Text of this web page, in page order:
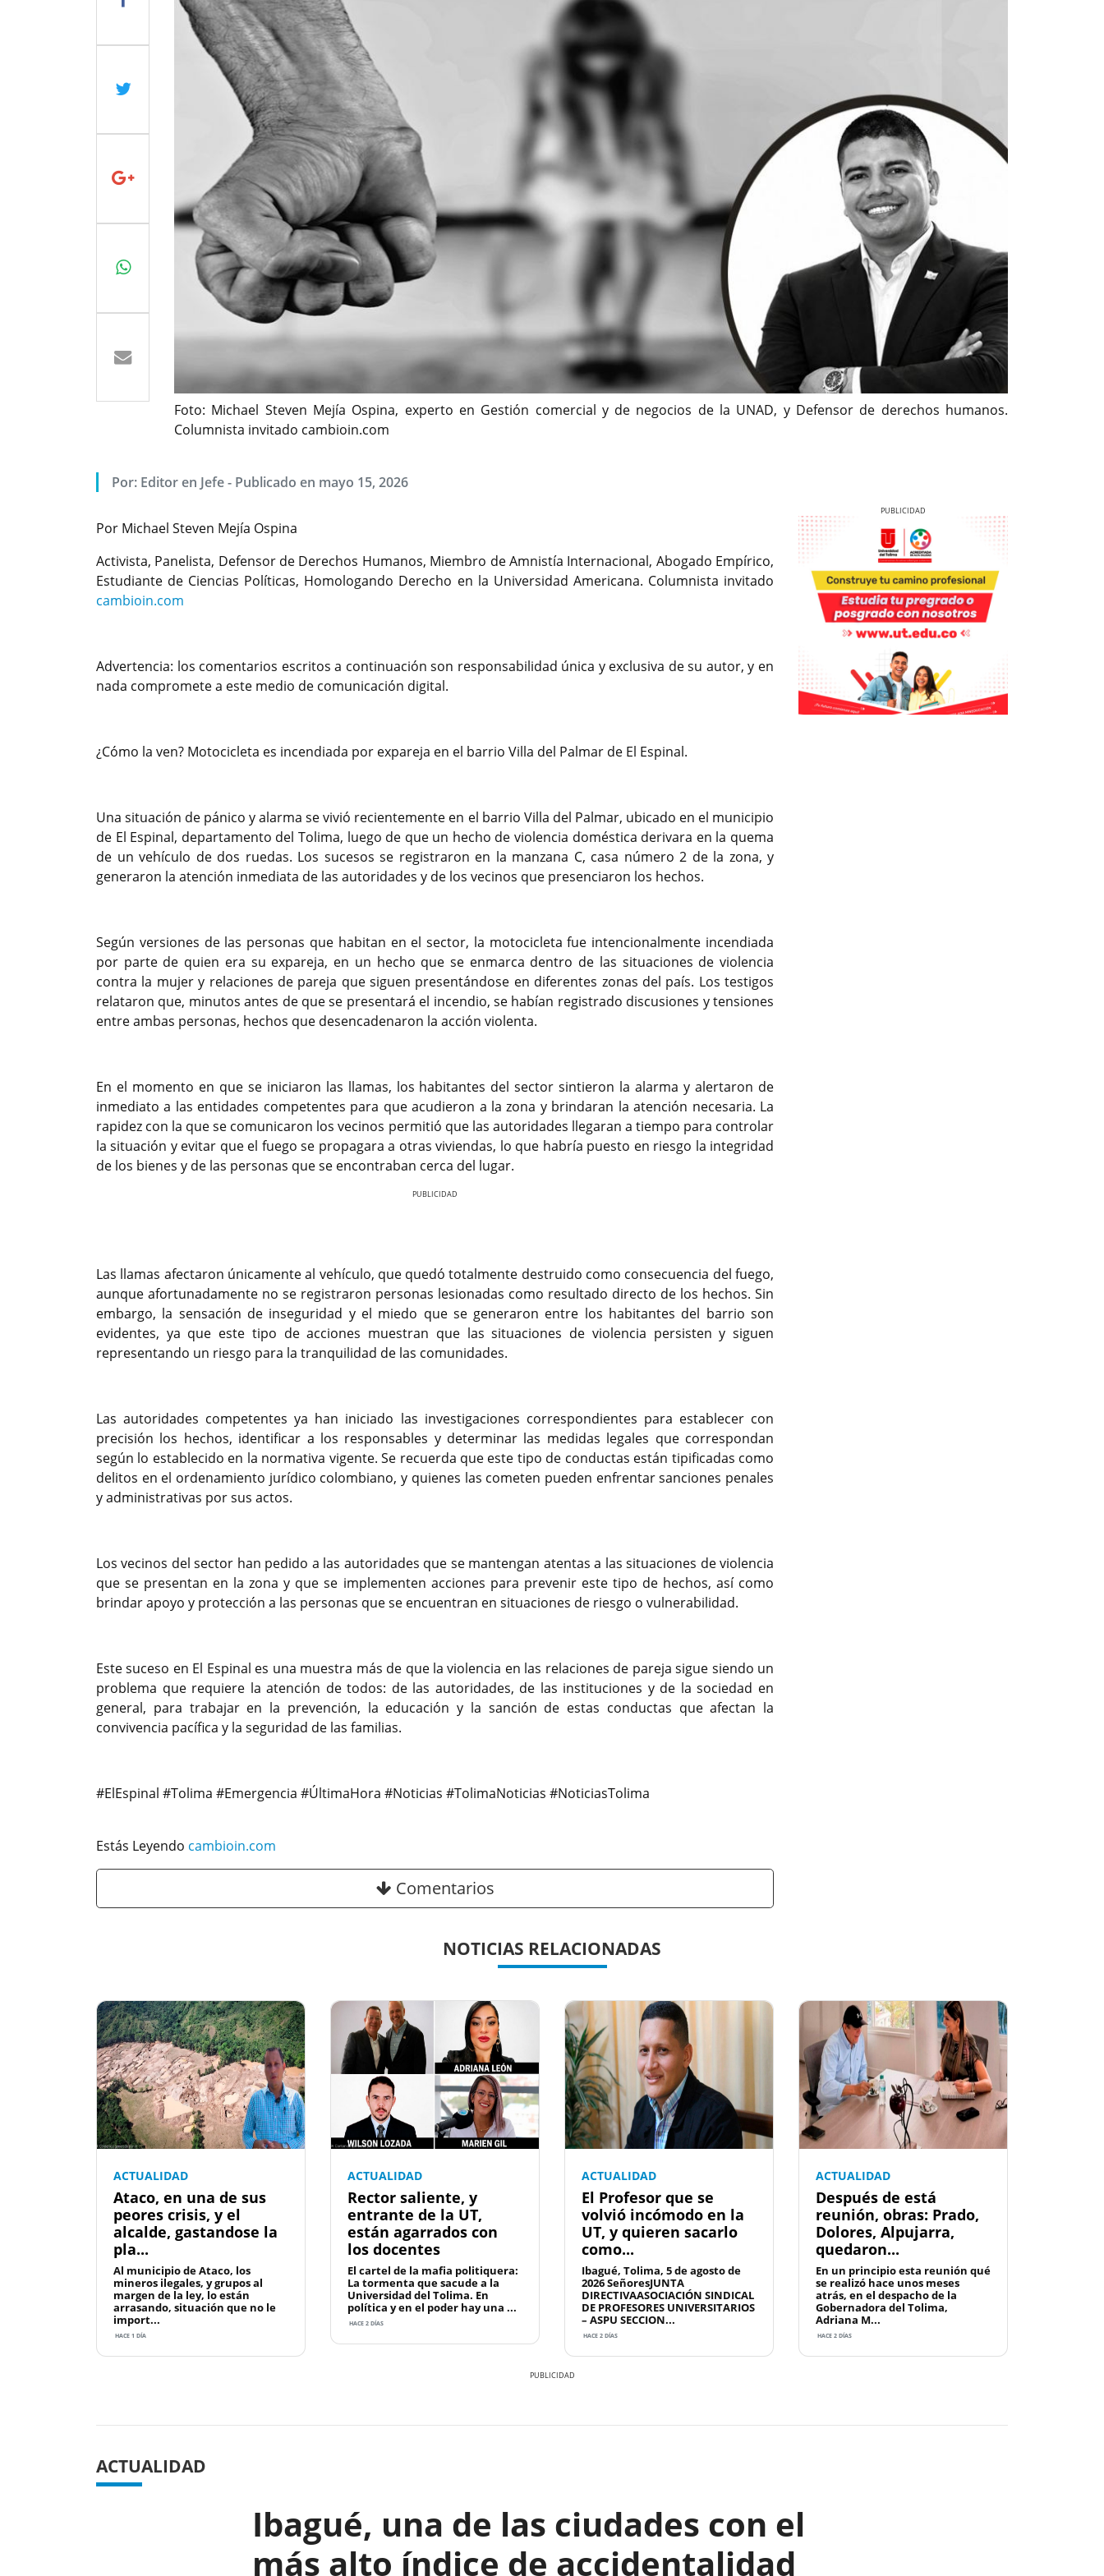
Foto: Michael Steven Mejía Ospina, experto en Gestión comercial y de negocios de la UNAD, y Defensor de derechos humanos.
Columnista invitado cambioin.com
Por: Editor en Jefe - Publicado en mayo 15, 2026
Por Michael Steven Mejía Ospina
Activista, Panelista, Defensor de Derechos Humanos, Miembro de Amnistía Internacional, Abogado Empírico,
Estudiante de Ciencias Políticas, Homologando Derecho en la Universidad Americana. Columnista invitado
cambioin.com
Advertencia: los comentarios escritos a continuación son responsabilidad única y exclusiva de su autor, y en
nada compromete a este medio de comunicación digital.
¿Cómo la ven? Motocicleta es incendiada por expareja en el barrio Villa del Palmar de El Espinal.
Una situación de pánico y alarma se vivió recientemente en el barrio Villa del Palmar, ubicado en el municipio
de El Espinal, departamento del Tolima, luego de que un hecho de violencia doméstica derivara en la quema
de un vehículo de dos ruedas. Los sucesos se registraron en la manzana C, casa número 2 de la zona, y
generaron la atención inmediata de las autoridades y de los vecinos que presenciaron los hechos.
Según versiones de las personas que habitan en el sector, la motocicleta fue intencionalmente incendiada
por parte de quien era su expareja, en un hecho que se enmarca dentro de las situaciones de violencia
contra la mujer y relaciones de pareja que siguen presentándose en diferentes zonas del país. Los testigos
relataron que, minutos antes de que se presentará el incendio, se habían registrado discusiones y tensiones
entre ambas personas, hechos que desencadenaron la acción violenta.
En el momento en que se iniciaron las llamas, los habitantes del sector sintieron la alarma y alertaron de
inmediato a las entidades competentes para que acudieron a la zona y brindaran la atención necesaria. La
rapidez con la que se comunicaron los vecinos permitió que las autoridades llegaran a tiempo para controlar
la situación y evitar que el fuego se propagara a otras viviendas, lo que habría puesto en riesgo la integridad
de los bienes y de las personas que se encontraban cerca del lugar.
Las llamas afectaron únicamente al vehículo, que quedó totalmente destruido como consecuencia del fuego,
aunque afortunadamente no se registraron personas lesionadas como resultado directo de los hechos. Sin
embargo, la sensación de inseguridad y el miedo que se generaron entre los habitantes del barrio son
evidentes, ya que este tipo de acciones muestran que las situaciones de violencia persisten y siguen
representando un riesgo para la tranquilidad de las comunidades.
Las autoridades competentes ya han iniciado las investigaciones correspondientes para establecer con
precisión los hechos, identificar a los responsables y determinar las medidas legales que correspondan
según lo establecido en la normativa vigente. Se recuerda que este tipo de conductas están tipificadas como
delitos en el ordenamiento jurídico colombiano, y quienes las cometen pueden enfrentar sanciones penales
y administrativas por sus actos.
Los vecinos del sector han pedido a las autoridades que se mantengan atentas a las situaciones de violencia
que se presentan en la zona y que se implementen acciones para prevenir este tipo de hechos, así como
brindar apoyo y protección a las personas que se encuentran en situaciones de riesgo o vulnerabilidad.
Este suceso en El Espinal es una muestra más de que la violencia en las relaciones de pareja sigue siendo un
problema que requiere la atención de todos: de las autoridades, de las instituciones y de la sociedad en
general, para trabajar en la prevención, la educación y la sanción de estas conductas que afectan la
convivencia pacífica y la seguridad de las familias.
#ElEspinal #Tolima #Emergencia #ÚltimaHora #Noticias #TolimaNoticias #NoticiasTolima
Estás Leyendo cambioin.com
Comentarios
Previous
NOTICIAS RELACIONADAS
ACTUALIDAD
Ataco, en una de sus
peores crisis, y el
alcalde, gastandose la
pla...
Al municipio de Ataco, los
mineros ilegales, y grupos al
margen de la ley, lo están
arrasando, situación que no le
import...
HACE 1 DÍA
ACTUALIDAD
Rector saliente, y
entrante de la UT,
están agarrados con
los docentes
El cartel de la mafia politiquera:
La tormenta que sacude a la
Universidad del Tolima. En
política y en el poder hay una ...
HACE 2 DÍAS
ACTUALIDAD
El Profesor que se
volvió incómodo en la
UT, y quieren sacarlo
como...
Ibagué, Tolima, 5 de agosto de
2026 SeñoresJUNTA
DIRECTIVAASOCIACIÓN SINDICAL
DE PROFESORES UNIVERSITARIOS
– ASPU SECCION...
HACE 2 DÍAS
ACTUALIDAD
Después de está
reunión, obras: Prado,
Dolores, Alpujarra,
quedaron...
En un principio esta reunión qué
se realizó hace unos meses
atrás, en el despacho de la
Gobernadora del Tolima,
Adriana M...
HACE 2 DÍAS
ACTUALIDAD
Ibagué, una de las ciudades con el
más alto índice de accidentalidad